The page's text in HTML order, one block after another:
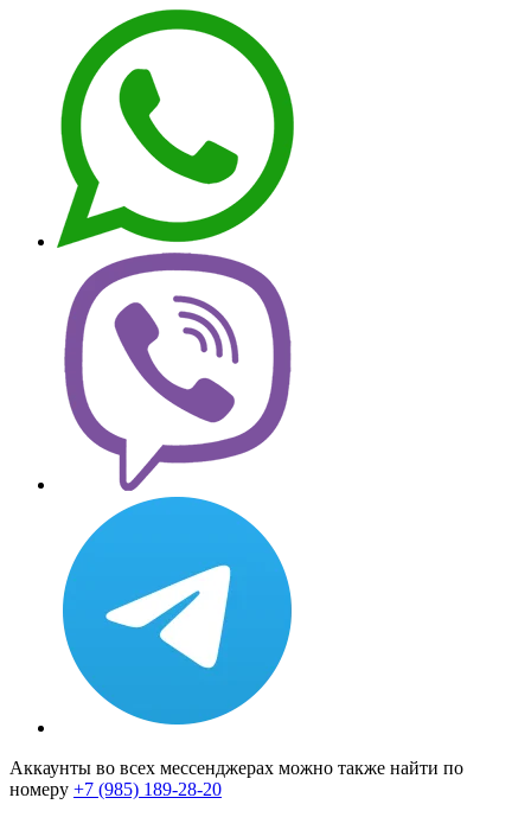
Аккаунты во всех мессенджерах можно также найти по
номеру +7 (985) 189-28-20